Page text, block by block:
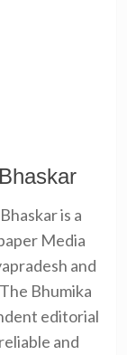
is a
Media
and
Bhumika
editorial
and